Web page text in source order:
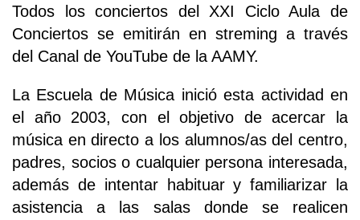
Todos los conciertos del XXI Ciclo Aula de
Conciertos se emitirán en streming a través
del Canal de YouTube de la AAMY.
La Escuela de Música inició esta actividad en
el año 2003, con el objetivo de acercar la
música en directo a los alumnos/as del centro,
padres, socios o cualquier persona interesada,
además de intentar habituar y familiarizar la
asistencia a las salas donde se realicen